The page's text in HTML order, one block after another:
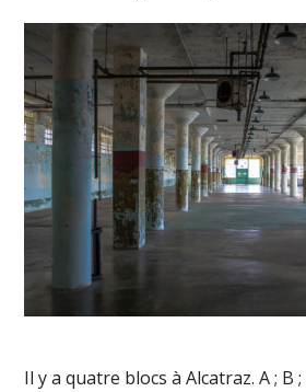
Il y a quatre blocs à Alcatraz. A ; B